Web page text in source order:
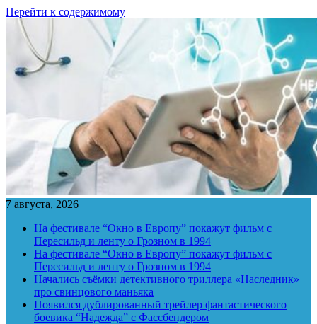
Перейти к содержимому
7 августа, 2026
На фестивале “Окно в Европу” покажут фильм с
Пересильд и ленту о Грозном в 1994
На фестивале “Окно в Европу” покажут фильм с
Пересильд и ленту о Грозном в 1994
Начались съёмки детективного триллера «Наследник»
про свинцового маньяка
Появился дублированный трейлер фантастического
боевика “Надежда” с Фассбендером